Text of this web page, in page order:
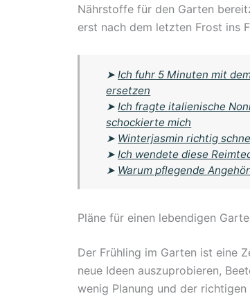
Nährstoffe für den Garten
erst nach dem letzten Frost ins
➤Ich fuhr 5 Minuten mit
ersetzen
➤Ich fragte italienische
schockierte mich
➤ Winterjasmin richtig
➤Ich wendete diese
➤ Warum pflegende
Pläne für einen lebendigen
Der Frühling im Garten ist eine
neue Ideen auszuprobieren,
wenig Planung und der